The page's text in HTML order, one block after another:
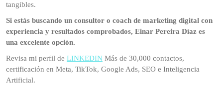
tangibles.
Si estás buscando un consultor o coach de marketing digital con
experiencia y resultados comprobados, Einar Pereira Díaz es
una excelente opción.
Revisa mi perfil de LINKEDIN Más de 30,000 contactos,
certificación en Meta, TikTok, Google Ads, SEO e Inteligencia
Artificial.